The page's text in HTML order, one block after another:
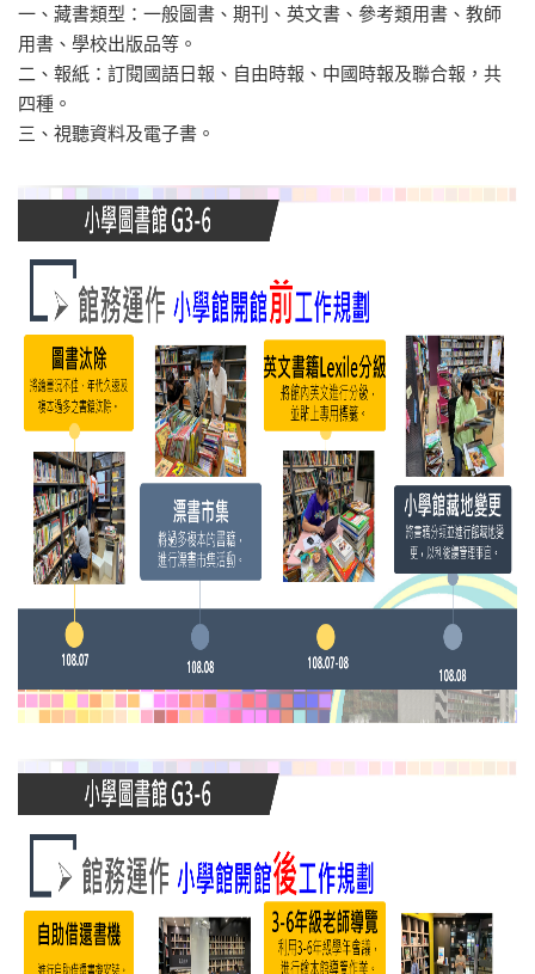
一、藏書類型：一般圖書、期刊、英文書、參考類用書、教師
用書、學校出版品等。
二、報紙：訂閱國語日報、自由時報、中國時報及聯合報，共
四種。
三、視聽資料及電子書。